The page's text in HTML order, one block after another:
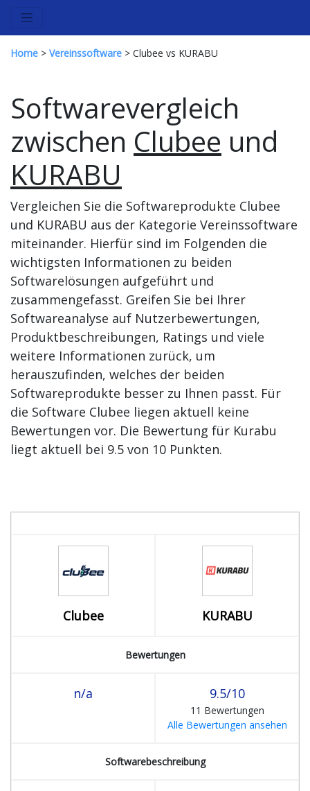
Home > Vereinssoftware > Clubee vs KURABU
Softwarevergleich
zwischen Clubee und
KURABU
Vergleichen Sie die Softwareprodukte Clubee
und KURABU aus der Kategorie Vereinssoftware
miteinander. Hierfür sind im Folgenden die
wichtigsten Informationen zu beiden
Softwarelösungen aufgeführt und
zusammengefasst. Greifen Sie bei Ihrer
Softwareanalyse auf Nutzerbewertungen,
Produktbeschreibungen, Ratings und viele
weitere Informationen zurück, um
herauszufinden, welches der beiden
Softwareprodukte besser zu Ihnen passt. Für
die Software Clubee liegen aktuell keine
Bewertungen vor. Die Bewertung für Kurabu
liegt aktuell bei 9.5 von 10 Punkten.
Clubee KURABU
Bewertungen
n/a 9.5/10
11 Bewertungen
Alle Bewertungen ansehen
Softwarebeschreibung